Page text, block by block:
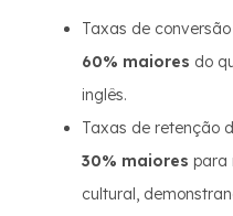
Taxas de
60% maiores do
inglês.
Taxas de retenção
30% maiores para
cultural,